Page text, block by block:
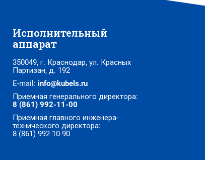
Исполнительный
аппарат
350049, г. Краснодар, ул. Красных
Партизан, д. 192
E-mail:info@kubels.ru
Приемная генерального директора:
8 (861) 992-11-00
Приемная главного инженера-
технического директора:
8 (861) 992-10-90